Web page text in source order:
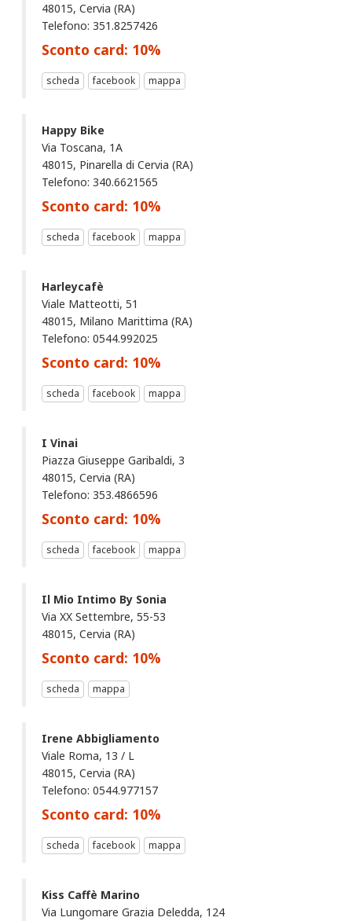
48015, Cervia (RA)
Telefono: 351.8257426
Sconto card: 10%
scheda facebook mappa
Happy Bike
Via Toscana, 1A
48015, Pinarella di Cervia (RA)
Telefono: 340.6621565
Sconto card: 10%
scheda facebook mappa
Harleycafè
Viale Matteotti, 51
48015, Milano Marittima (RA)
Telefono: 0544.992025
Sconto card: 10%
scheda facebook mappa
I Vinai
Piazza Giuseppe Garibaldi, 3
48015, Cervia (RA)
Telefono: 353.4866596
Sconto card: 10%
scheda facebook mappa
Il Mio Intimo By Sonia
Via XX Settembre, 55-53
48015, Cervia (RA)
Sconto card: 10%
scheda mappa
Irene Abbigliamento
Viale Roma, 13 / L
48015, Cervia (RA)
Telefono: 0544.977157
Sconto card: 10%
scheda facebook mappa
Kiss Caffè Marino
Via Lungomare Grazia Deledda, 124